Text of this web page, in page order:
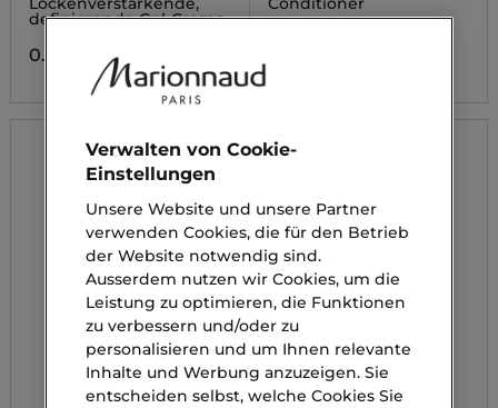
definierende Gel-Creme
0.00 CHF
Verwalten von Cookie-
Einstellungen
Unsere Website und unsere Partner
verwenden Cookies, die für den Betrieb
der Website notwendig sind.
Ausserdem nutzen wir Cookies, um die
Leistung zu optimieren, die Funktionen
zu verbessern und/oder zu
personalisieren und um Ihnen relevante
Inhalte und Werbung anzuzeigen. Sie
entscheiden selbst, welche Cookies Sie